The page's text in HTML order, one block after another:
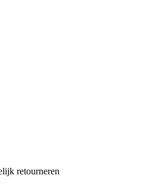
retourneren